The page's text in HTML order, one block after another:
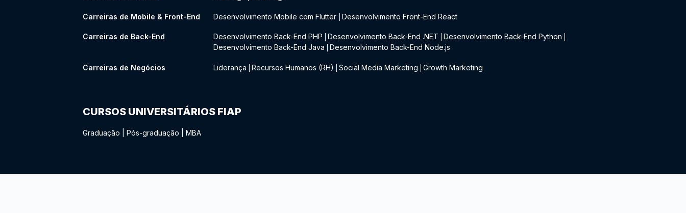
Carreiras de Mobile & Front-End Desenvolvimento Mobile com Flutter Desenvolvimento Front-End React
Carreiras de Back-End Desenvolvimento Back-End PHP Desenvolvimento Back-End .NET Desenvolvimento Back-End Python
Desenvolvimento Back-End Java Desenvolvimento Back-End Node.js
Carreiras de Negócios Liderança Recursos Humanos (RH) Social Media Marketing Growth Marketing
CURSOS UNIVERSITÁRIOS FIAP
Graduação Pós-graduação MBA